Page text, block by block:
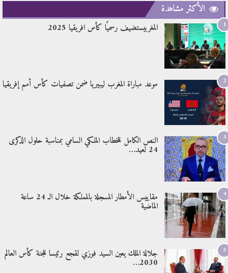
الأكثر مشاهدة
1 المغربيستضيف رسميًا كأس افريقيا 2025
2 موعد مباراة المغرب ليبيريا ضمن تصفيات كأس أمم إفريقيا
3 النص الكامل للخطاب الملكي السامي بمناسبة حلول الذكرى
24 لعيد…
4 مقاييس الأمطار المسجلة بالمملكة خلال الـ 24 ساعة
الماضية
5 جلالة الملك يعين السيد فوزي لقجع رئيسا للجنة كأس العالم
2030…